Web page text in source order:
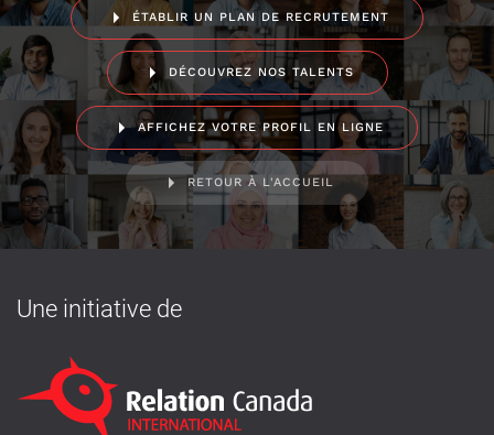
ÉTABLIR UN PLAN DE RECRUTEMENT
DÉCOUVREZ NOS TALENTS
AFFICHEZ VOTRE PROFIL EN LIGNE
RETOUR À L'ACCUEIL
Une initiative de